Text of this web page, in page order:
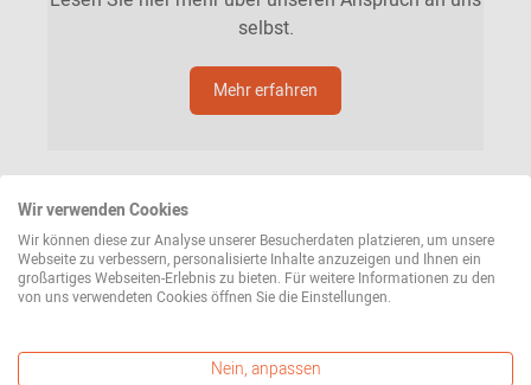
selbst.
Mehr erfahren
Wir verwenden Cookies
Wir können diese zur Analyse unserer Besucherdaten platzieren, um unsere
Webseite zu verbessern, personalisierte Inhalte anzuzeigen und Ihnen ein
großartiges Webseiten-Erlebnis zu bieten. Für weitere Informationen zu den
von uns verwendeten Cookies öffnen Sie die Einstellungen.
Nein, anpassen